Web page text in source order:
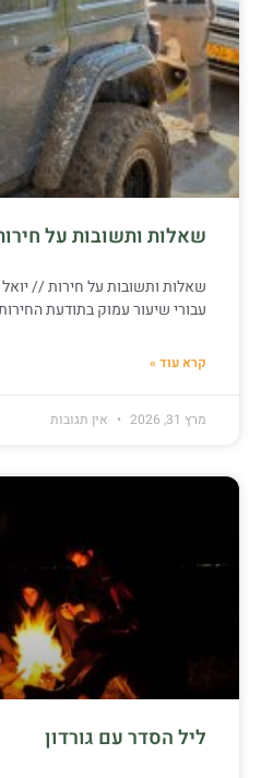
שאלות ותשובות על
שאלות ותשובות על חירות //
עבורי שיעור עמוק בתודעת
קרא עוד »
מרץ 31, 2026 אין תגובות
ליל הסדר עם גורדון